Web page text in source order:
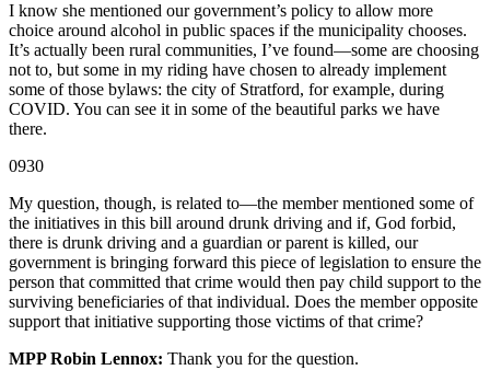
I know she mentioned our government’s policy to allow more
choice around alcohol in public spaces if the municipality chooses.
It’s actually been rural communities, I’ve found—some are choosing
not to, but some in my riding have chosen to already implement
some of those bylaws: the city of Stratford, for example, during
COVID. You can see it in some of the beautiful parks we have
there.
0930
My question, though, is related to—the member mentioned some of
the initiatives in this bill around drunk driving and if, God forbid,
there is drunk driving and a guardian or parent is killed, our
government is bringing forward this piece of legislation to ensure the
person that committed that crime would then pay child support to the
surviving beneficiaries of that individual. Does the member opposite
support that initiative supporting those victims of that crime?
MPP Robin Lennox: Thank you for the question.